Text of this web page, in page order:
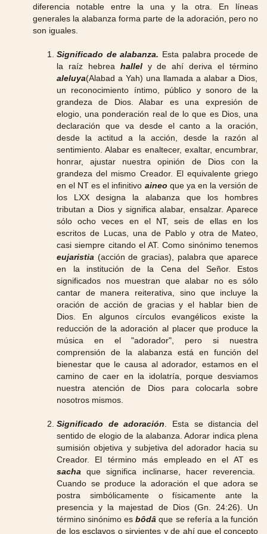
diferencia notable entre la una y la otra. En líneas
generales la alabanza forma parte de la adoración, pero no
son iguales.
Significado de alabanza. Esta palabra procede de
la raíz hebrea hallely de ahí deriva el término
aleluya(Alabad a Yah) una llamada a alabar a Dios,
un reconocimiento íntimo, público y sonoro de la
grandeza de Dios. Alabar es una expresión de
elogio, una ponderación real de lo que es Dios, una
declaración que va desde el canto a la oración,
desde la actitud a la acción, desde la razón al
sentimiento. Alabar es enaltecer, exaltar, encumbrar,
honrar, ajustar nuestra opinión de Dios con la
grandeza del mismo Creador. El equivalente griego
en el NT es el infinitivo aineo que ya en la versión de
los LXX designa la alabanza que los hombres
tributan a Dios y significa alabar, ensalzar. Aparece
sólo ocho veces en el NT, seis de ellas en los
escritos de Lucas, una de Pablo y otra de Mateo,
casi siempre citando el AT. Como sinónimo tenemos
eujaristia (acción de gracias), palabra que aparece
en la institución de la Cena del Señor. Estos
significados nos muestran que alabar no es sólo
cantar de manera reiterativa, sino que incluye la
oración de acción de gracias y el hablar bien de
Dios. En algunos círculos evangélicos existe la
reducción de la adoración al placer que produce la
música en el "adorador", pero si nuestra
comprensión de la alabanza está en función del
bienestar que le causa al adorador, estamos en el
camino de caer en la idolatría, porque desviamos
nuestra atención de Dios para colocarla sobre
nosotros mismos.
Significado de adoración . Esta se distancia del
sentido de elogio de la alabanza. Adorar indica plena
sumisión objetiva y subjetiva del adorador hacia su
Creador. El término más empleado en el AT es
sachaque significa inclinarse, hacer reverencia.
Cuando se produce la adoración el que adora se
postra simbólicamente o físicamente ante la
presencia y la majestad de Dios (Gn. 24:26). Un
término sinónimo esbôdâ que se refería a la función
de los esclavos o sirvientes y de ahí que el concepto